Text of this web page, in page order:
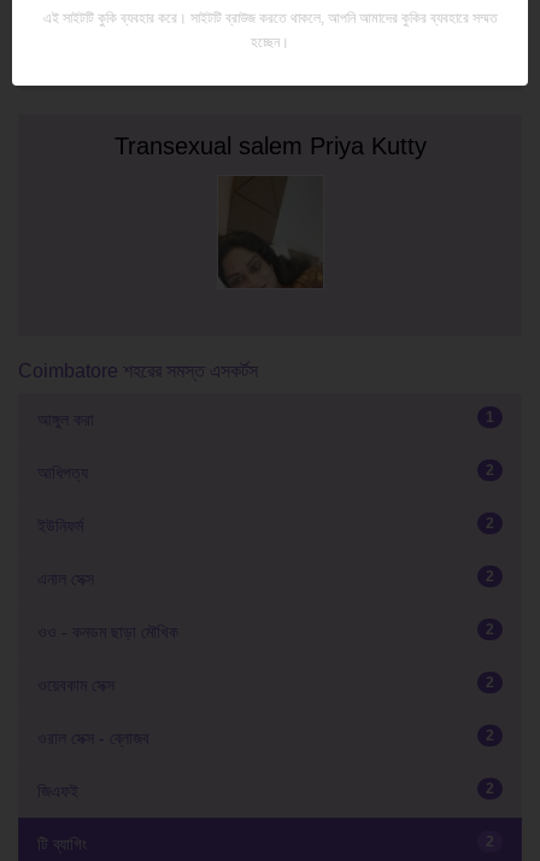
Transexual salem Priya Kutty
Coimbatore শহরের সমস্ত এসকর্টস
আঙ্গুল করা 1
আধিপত্য 2
2
এনাল সেক্স 2
ওও - কনডম ছাড়া মৌখিক 2
ওয়েবকাম সেক্স 2
ওরাল সেক্স - ব্লোজব 2
জিএফই 2
টি ব্যাগিং 2
এই সাইটটি কুকি ব্যবহার করে। সাইটটি ব্রাউজ করতে থাকলে, আপনি আমাদের কুকির ব্যবহারে সম্মত
হচ্ছেন।